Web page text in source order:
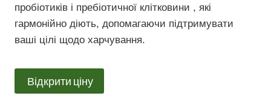
пробіотиків і пребіотичної клітковини , які
гармонійно діють, допомагаючи підтримувати
ваші цілі щодо харчування.
Відкрити ціну